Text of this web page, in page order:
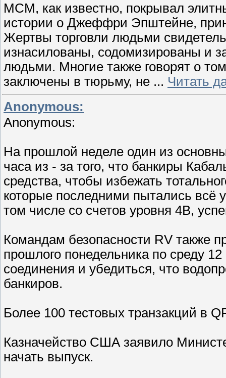
МСМ, как известно, покрывал
истории о Джеффри Эпштейне,
Жертвы торговли людьми
изнасилованы, содомизированы и
людьми. Многие также говорят о
заключены в тюрьму, не ... Читать
Anonymous:
Anonymous:
На прошлой неделе один из
часа из - за того, что банкиры
средства, чтобы избежать
которые последними пытались всё
том числе со счетов уровня 4B,
Командам безопасности RV также
прошлого понедельника по среду
соединения и убедиться, что
банкиров.
Более 100 тестовых транзакций в
Казначейство США заявило
начать выпуск.